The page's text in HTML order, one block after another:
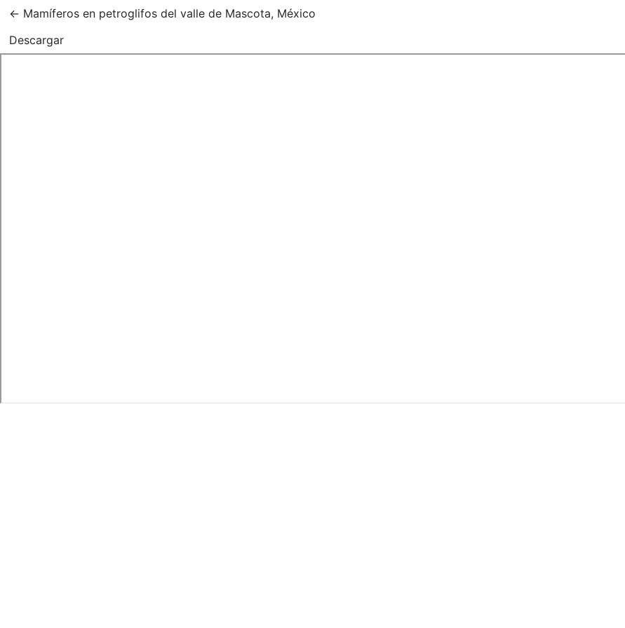
← Volver a los detalles del artículo
Mamíferos en petroglifos del valle de Mascota, México
Descargar